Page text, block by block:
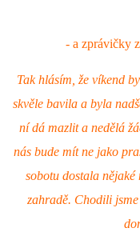
SLUŽBY
HISTORIE - 2010 -
JAK NÁM POMOCI -
- a zprávičky
Tak hlásím, že víkend
skvěle bavila a byla
ní dá mazlit a nedělá
nás bude mít ne jako
sobotu dostala
zahradě. Chodili